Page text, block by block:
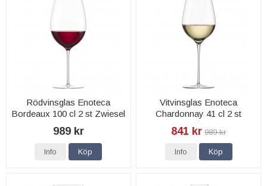
Rödvinsglas Enoteca
Bordeaux 100 cl 2 st Zwiesel
glas
989 kr
Info Köp
Vitvinsglas Enoteca
Chardonnay 41 cl 2 st
Zwiesel glas
841 kr 989 kr
Info Köp